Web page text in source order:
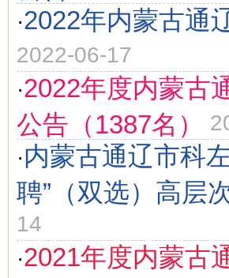
·2022年内蒙古通
2022-06-17
·2022年度内蒙古
公告（1387名）
·内蒙古通辽市科
聘”（双选）高层
14
·2021年度内蒙古